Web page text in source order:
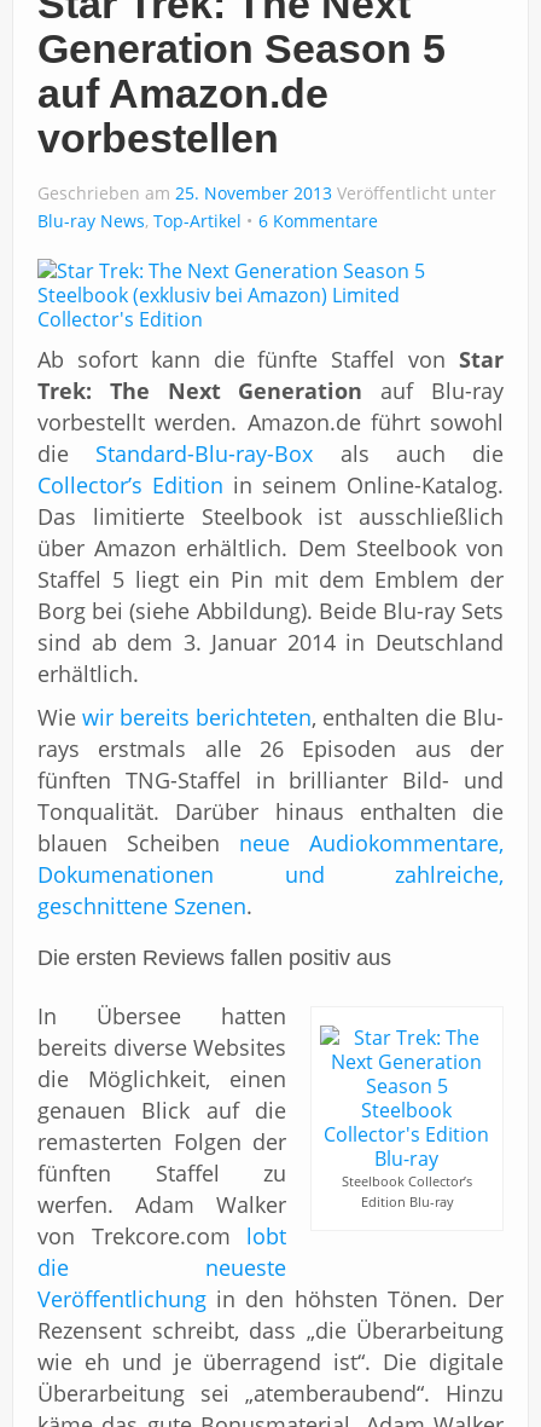
Generation Season 5
auf Amazon.de
vorbestellen
Geschrieben am 25. November 2013 Veröffentlicht unter
Blu-ray News, Top-Artikel 6 Kommentare
Ab sofort kann die fünfte Staffel von Star
Trek: The Next Generation auf Blu-ray
vorbestellt werden. Amazon.de führt sowohl
die Standard-Blu-ray-Box als auch die
Collector’s Edition in seinem Online-Katalog.
Das limitierte Steelbook ist ausschließlich
über Amazon erhältlich. Dem Steelbook von
Staffel 5 liegt ein Pin mit dem Emblem der
Borg bei (siehe Abbildung). Beide Blu-ray Sets
sind ab dem 3. Januar 2014 in Deutschland
erhältlich.
Wie wir bereits berichteten, enthalten die Blu-
rays erstmals alle 26 Episoden aus der
fünften TNG-Staffel in brillianter Bild- und
Tonqualität. Darüber hinaus enthalten die
blauen Scheiben neue Audiokommentare,
Dokumenationen und zahlreiche,
geschnittene Szenen.
Die ersten Reviews fallen positiv aus
Steelbook Collector’s
Edition Blu-ray
In Übersee hatten
bereits diverse Websites
die Möglichkeit, einen
genauen Blick auf die
remasterten Folgen der
fünften Staffel zu
werfen. Adam Walker
von Trekcore.com lobt
die neueste
Veröffentlichung in den höhsten Tönen. Der
Rezensent schreibt, dass „die Überarbeitung
wie eh und je überragend ist“. Die digitale
Überarbeitung sei „atemberaubend“. Hinzu